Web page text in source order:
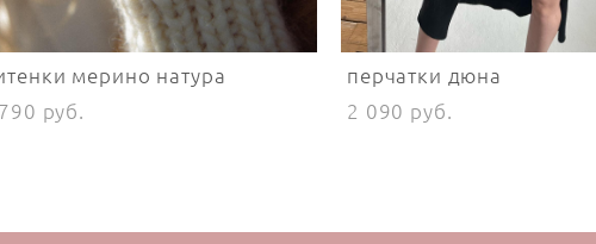
мерино натура
pуб.
перчатки дюна
2 090 pуб.